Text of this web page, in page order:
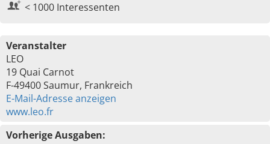
< 1000 Interessenten
Veranstalter
LEO
19 Quai Carnot
F-49400 Saumur, Frankreich
E-Mail-Adresse anzeigen
www.leo.fr
Vorherige Ausgaben: